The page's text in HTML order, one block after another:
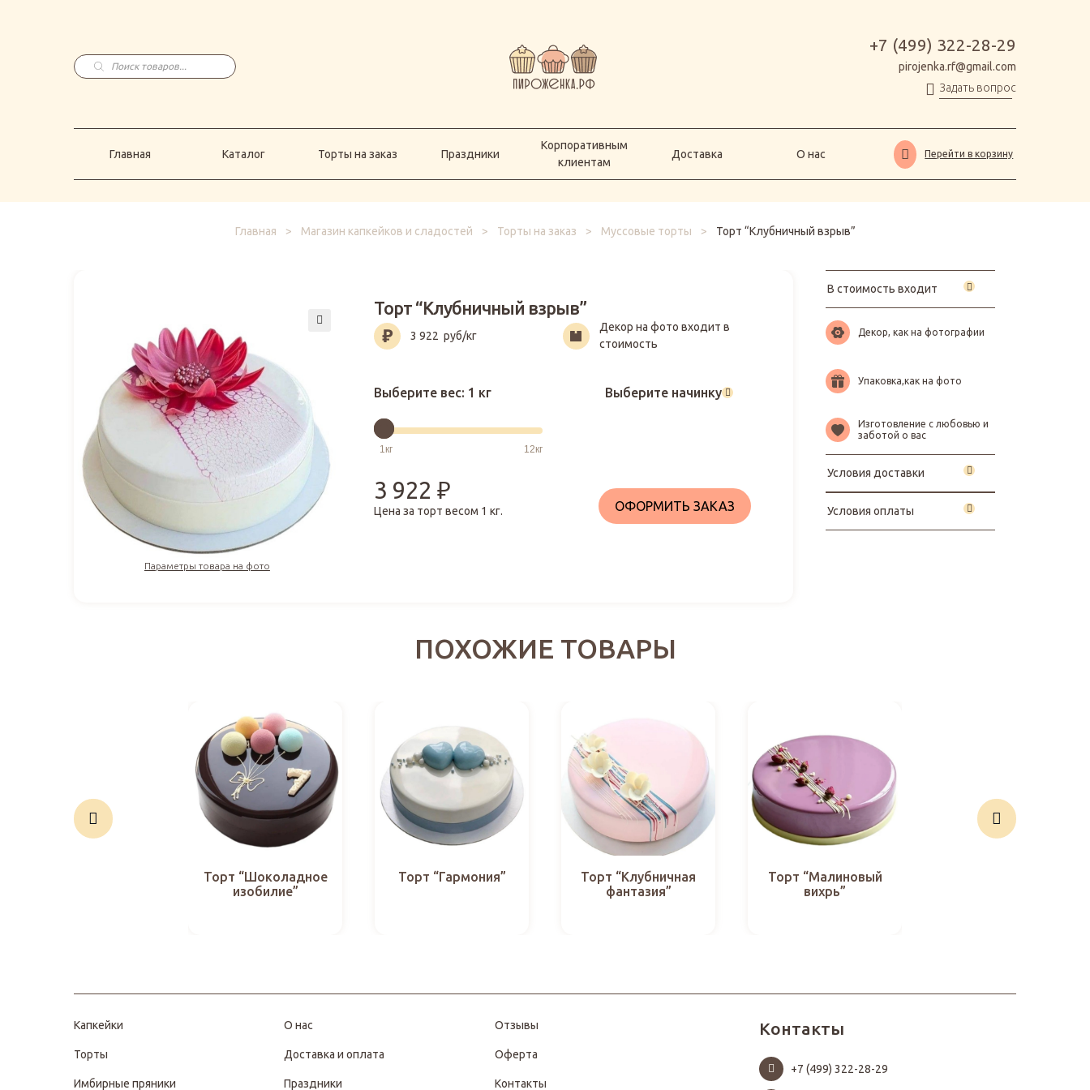
Поиск
товаров
+7 (499) 322-28-29
pirojenka.rf@gmail.com
Задать вопрос
Главная Каталог Торты на заказ Праздники
Корпоративным
клиентам
Доставка О нас Перейти в корзину
Главная > Магазин капкейков и сладостей > Торты на заказ > Муссовые торты > Торт “Клубничный взрыв”
Параметры товара на фото
Торт “Клубничный взрыв”
3 922 руб/кг
Декор на фото входит в
стоимость
Выберите вес: 1 кг Выберите начинку
3 922₽
Цена за торт весом 1 кг. ОФОРМИТЬ ЗАКАЗ
В стоимость входит
Декор, как на фотографии
Упаковка,как на фото
Изготовление с любовью и
заботой о вас
Условия доставки
Условия оплаты
ПОХОЖИЕ ТОВАРЫ
Торт “Шоколадное
изобилие”
Торт “Гармония”
Торт “Клубничная
фантазия”
Торт “Малиновый
вихрь”
Капкейки
Торты
Имбирные пряники
О нас
Доставка и оплата
Праздники
Отзывы
Оферта
Контакты
Контакты
+7 (499) 322-28-29